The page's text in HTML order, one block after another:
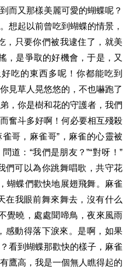
而又那樣美麗可愛的蝴蝶呢？
想起以前曾吃到蝴蝶的情景，
，只要你們被我逮住了，就美
，是爭取的好機會，于是，又
吃的東西多呢！你都能吃到
見草人晃悠悠的，不也嚇跑了
，你是樹和花的守護者，我們
奮斗多好啊！何必要相互殘殺
哥，麻雀哥”，麻雀的心靈被
道：“我們是朋友？”“對呀！”
們可以為你跳舞唱歌，共守花
蝴蝶們歡快地展翅飛舞。麻雀
在我眼前舞來舞去，沒有什么
覺曉，處處聞啼鳥，夜來風雨
感動得落下淚來。是啊，如果
看到蝴蝶那歡快的樣子，麻雀
鷹高，我是一個無人瞧得起的